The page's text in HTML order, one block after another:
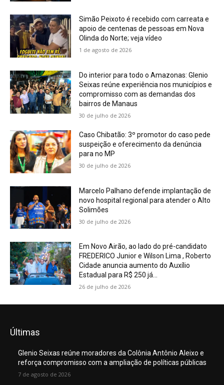
Simão Peixoto é recebido com carreata e
apoio de centenas de pessoas em Nova
Olinda do Norte; veja vídeo
1 de agosto de 2026
Do interior para todo o Amazonas: Glenio
Seixas reúne experiência nos municípios e
compromisso com as demandas dos
bairros de Manaus
30 de julho de 2026
Caso Chibatão: 3º promotor do caso pede
suspeição e oferecimento da denúncia
para no MP
30 de julho de 2026
Marcelo Palhano defende implantação de
novo hospital regional para atender o Alto
Solimões
30 de julho de 2026
Em Novo Airão, ao lado do pré-candidato
FREDERICO Junior e Wilson Lima , Roberto
Cidade anuncia aumento do Auxílio
Estadual para R$ 250 já...
26 de julho de 2026
Últimas
Glenio Seixas reúne moradores da Colônia Antônio Aleixo e
reforça compromisso com a ampliação de políticas públicas
7 de agosto de 2026